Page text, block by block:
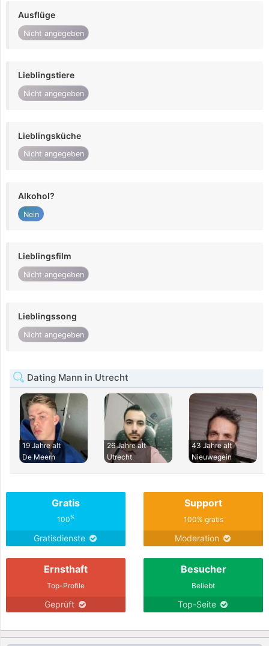
Ausflüge
Nicht angegeben
Lieblingstiere
Nicht angegeben
Lieblingsküche
Nicht angegeben
Alkohol?
Nein
Lieblingsfilm
Nicht angegeben
Lieblingssong
Nicht angegeben
Dating Mann in Utrecht
19 Jahre alt
De Meern
26 Jahre alt
Utrecht
43 Jahre alt
Nieuwegein
Gratis
100%
Gratisdienste
Support
100% gratis
Moderation
Ernsthaft
Top-Profile
Geprüft
Besucher
Beliebt
Top-Seite